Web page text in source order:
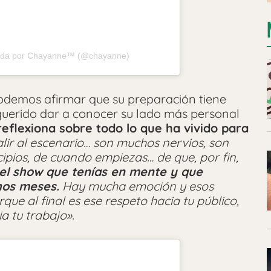
por Chayanne™ (@chayanne)
afirmar que su preparación tiene
dar a conocer su lado más personal
sobre todo lo que ha vivido para
al escenario… son muchos nervios, son
de cuando empiezas… de que, por fin,
show que tenías en mente y que
meses. Hay mucha emoción y esos
al final es ese respeto hacia tu público,
tu trabajo».